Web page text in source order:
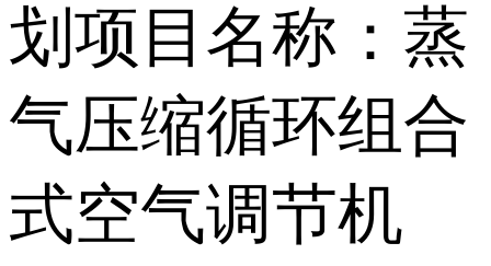
划项目名称：蒸
气压缩循环组合
式空气调节机